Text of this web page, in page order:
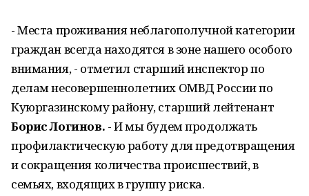
- Места проживания неблагополучной категории
граждан всегда находятся в зоне нашего особого
внимания, - отметил старший инспектор по
делам несовершеннолетних ОМВД России по
Куюргазинскому району, старший лейтенант
Борис Логинов. - И мы будем продолжать
профилактическую работу для предотвращения
и сокращения количества происшествий, в
семьях, входящих в группу риска.